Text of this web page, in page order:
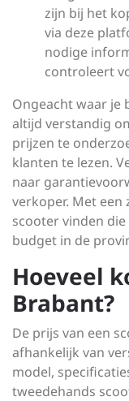
zijn bij het
via deze
nodige
controleert
Ongeacht waar je
altijd verstandig
prijzen te
klanten te lezen.
naar
verkoper. Met
scooter vinden
budget in de
Hoeveel
Brabant?
De prijs van een
afhankelijk van
model,
tweedehands